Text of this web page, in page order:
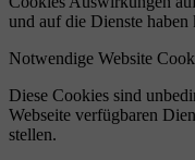
und auf die Dienste
Notwendige Website
Diese Cookies sind
Webseite verfügbaren
stellen.